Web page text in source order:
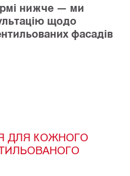
нижче — ми
щодо
фасадів
ДЛЯ КОЖНОГО